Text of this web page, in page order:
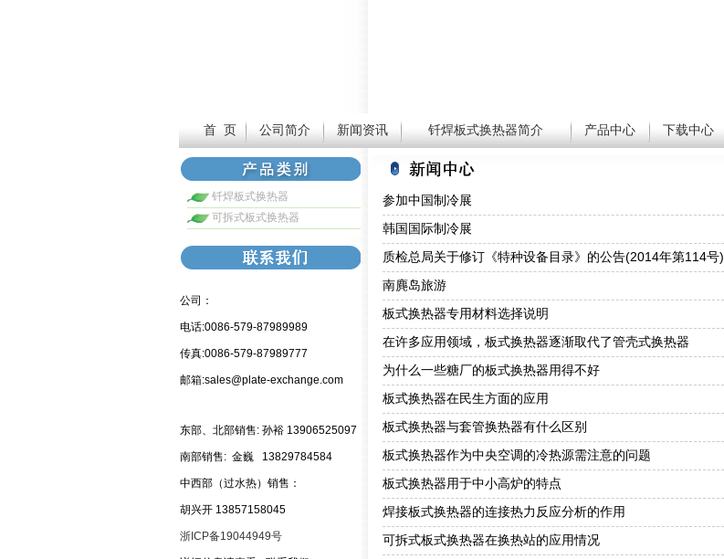
首 页 公司简介 新闻资讯 钎焊板式换热器简介 产品中心 下载中心
钎焊板式换热器
可拆式板式换热器
公司：
电话:0086-579-87989989
传真:0086-579-87989777
邮箱:sales@plate-exchange.com
东部、北部销售: 孙裕 13906525097
南部销售: 金巍 13829784584
中西部（过水热）销售：
胡兴开 13857158045
浙ICP备19044949号
参加中国制冷展
韩国国际制冷展
质检总局关于修订《特种设备目录》的公告(2014年第114号)
南麂岛旅游
板式换热器专用材料选择说明
在许多应用领域，板式换热器逐渐取代了管壳式换热器
为什么一些糖厂的板式换热器用得不好
板式换热器在民生方面的应用
板式换热器与套管换热器有什么区别
板式换热器作为中央空调的冷热源需注意的问题
板式换热器用于中小高炉的特点
焊接板式换热器的连接热力反应分析的作用
可拆式板式换热器在换热站的应用情况